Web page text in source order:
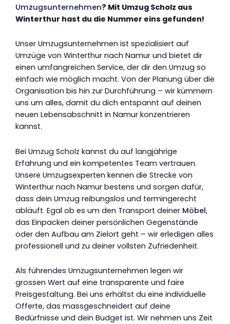
Umzugsunternehmen? Mit Umzug Scholz aus
Winterthur hast du die Nummer eins gefunden!
Unser Umzugsunternehmen ist spezialisiert auf
Umzüge von Winterthur nach Namur und bietet dir
einen umfangreichen Service, der dir den Umzug so
einfach wie möglich macht. Von der Planung über die
Organisation bis hin zur Durchführung – wir kümmern
uns um alles, damit du dich entspannt auf deinen
neuen Lebensabschnitt in Namur konzentrieren
kannst.
Bei Umzug Scholz kannst du auf langjährige
Erfahrung und ein kompetentes Team vertrauen.
Unsere Umzugsexperten kennen die Strecke von
Winterthur nach Namur bestens und sorgen dafür,
dass dein Umzug reibungslos und termingerecht
abläuft. Egal ob es um den Transport deiner Möbel,
das Einpacken deiner persönlichen Gegenstände
oder den Aufbau am Zielort geht – wir erledigen alles
professionell und zu deiner vollsten Zufriedenheit.
Als führendes Umzugsunternehmen legen wir
grossen Wert auf eine transparente und faire
Preisgestaltung. Bei uns erhältst du eine individuelle
Offerte, das massgeschneidert auf deine
Bedürfnisse und dein Budget ist. Wir nehmen uns Zeit